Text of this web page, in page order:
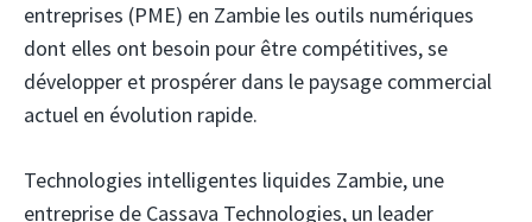
entreprises (PME) en Zambie les outils numériques
dont elles ont besoin pour être compétitives, se
développer et prospérer dans le paysage commercial
actuel en évolution rapide.
Technologies intelligentes liquides Zambie, une
entreprise de Cassava Technologies, un leader